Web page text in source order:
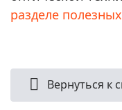
разделе
Вернуться к